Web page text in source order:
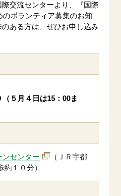
交流センターより、『国際
ボランティア募集のお知
ある方は、ぜひお申し込み
５月４日は15：00ま
ンセンター
（ＪＲ宇都
１０分）